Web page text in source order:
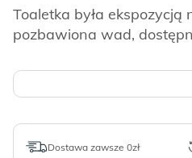
Toaletka była ekspozycją
pozbawiona wad,
Dostawa zawsze 0zł